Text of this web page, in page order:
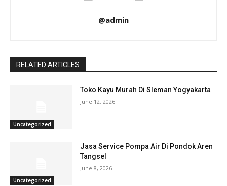
@admin
RELATED ARTICLES
Uncategorized
Toko Kayu Murah Di Sleman Yogyakarta
June 12, 2026
Uncategorized
Jasa Service Pompa Air Di Pondok Aren
Tangsel
June 8, 2026